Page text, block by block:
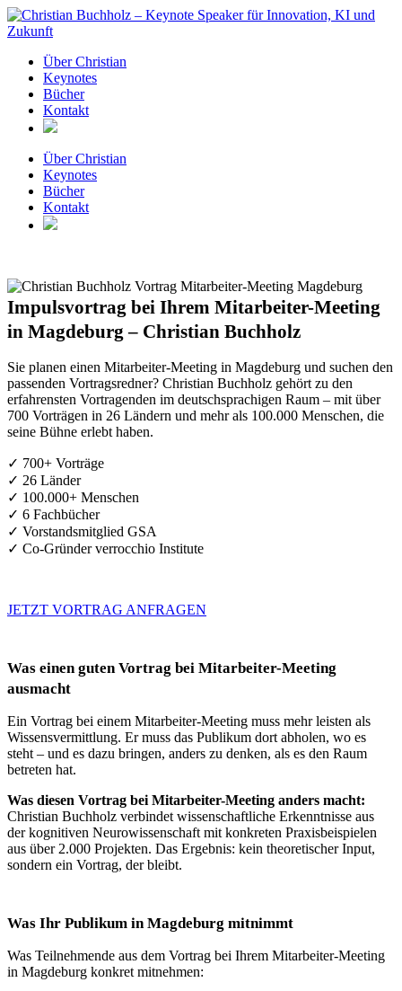
Zum
Inhalt
Über Christian
Keynotes
Bücher
Kontakt
Über Christian
Keynotes
Bücher
Kontakt
Impulsvortrag bei Ihrem Mitarbeiter-Meeting
in Magdeburg – Christian Buchholz
Sie planen einen Mitarbeiter-Meeting in Magdeburg und suchen den
passenden Vortragsredner? Christian Buchholz gehört zu den
erfahrensten Vortragenden im deutschsprachigen Raum – mit über
700 Vorträgen in 26 Ländern und mehr als 100.000 Menschen, die
seine Bühne erlebt haben.
✓ 700+ Vorträge
✓ 26 Länder
✓ 100.000+ Menschen
✓ 6 Fachbücher
✓ Vorstandsmitglied GSA
✓ Co-Gründer verrocchio Institute
JETZT VORTRAG ANFRAGEN
Was einen guten Vortrag bei Mitarbeiter-Meeting
ausmacht
Ein Vortrag bei einem Mitarbeiter-Meeting muss mehr leisten als
Wissensvermittlung. Er muss das Publikum dort abholen, wo es
steht – und es dazu bringen, anders zu denken, als es den Raum
betreten hat.
Was diesen Vortrag bei Mitarbeiter-Meeting anders macht:
Christian Buchholz verbindet wissenschaftliche Erkenntnisse aus
der kognitiven Neurowissenschaft mit konkreten Praxisbeispielen
aus über 2.000 Projekten. Das Ergebnis: kein theoretischer Input,
sondern ein Vortrag, der bleibt.
Was Ihr Publikum in Magdeburg mitnimmt
Was Teilnehmende aus dem Vortrag bei Ihrem Mitarbeiter-Meeting
in Magdeburg konkret mitnehmen: